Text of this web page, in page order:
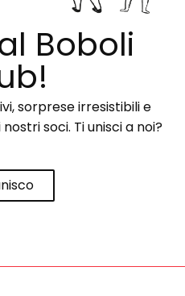
Boboli
sorprese irresistibili e
soci. Ti unisci a noi?